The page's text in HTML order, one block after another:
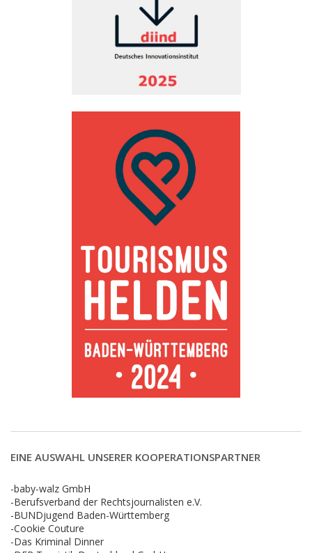
EINE AUSWAHL UNSERER KOOPERATIONSPARTNER
-baby-walz GmbH
-Berufsverband der Rechtsjournalisten e.V.
-BUNDjugend Baden-Württemberg
-Cookie Couture
-Das Kriminal Dinner